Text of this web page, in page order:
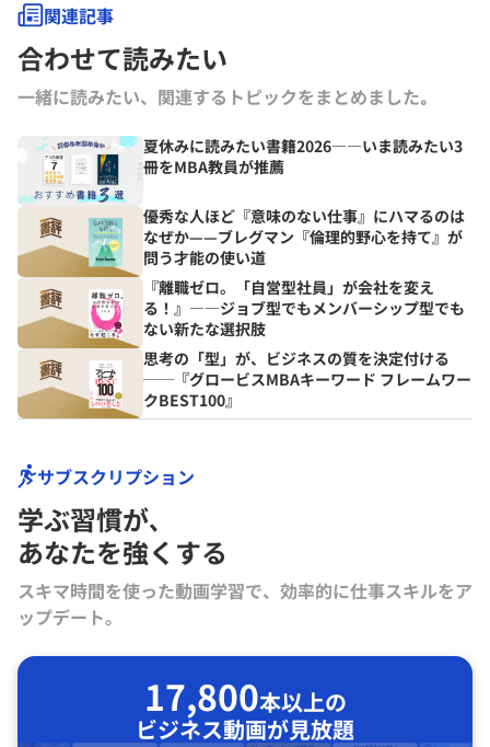
関連記事
合わせて読みたい
一緒に読みたい、関連するトピックをまとめました｡
夏休みに読みたい書籍2026――いま読みたい3
冊をMBA教員が推薦
優秀な人ほど『意味のない仕事』にハマるのは
なぜか——ブレグマン『倫理的野心を持て』が
問う才能の使い道
『離職ゼロ。「自営型社員」が会社を変え
る！』――ジョブ型でもメンバーシップ型でも
ない新たな選択肢
思考の「型」が、ビジネスの質を決定付ける
──『グロービスMBAキーワード フレームワー
クBEST100』
サブスクリプション
学ぶ習慣が､
あなたを強くする
スキマ時間を使った動画学習で、効率的に仕事スキルをア
ップデート。
17,800本以上の
ビジネス動画が見放題